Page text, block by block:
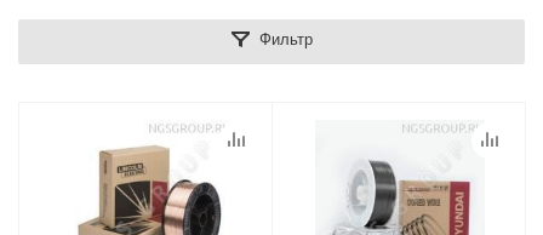
Фильтр